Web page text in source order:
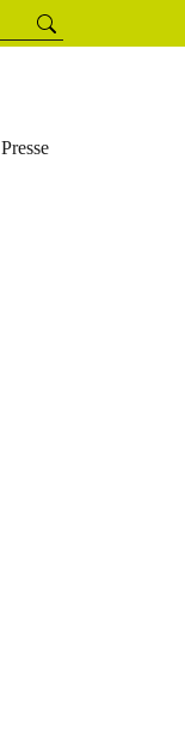
Suchen
Presse